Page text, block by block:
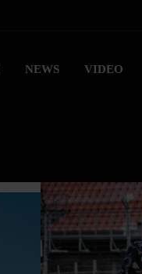
NEWS VIDEO